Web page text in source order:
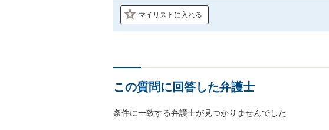
マイリストに入れる
この質問に回答した弁護士
条件に一致する弁護士が見つかりませんでした